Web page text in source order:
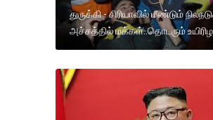
துருக்கி - சிரியாவில் மீண்டும்
அச்சத்தில் மக்கள்..தொடரும்